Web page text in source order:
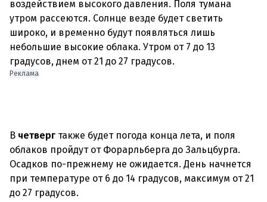
воздействием высокого давления. Поля тумана
утром рассеются. Солнце везде будет светить
широко, и временно будут появляться лишь
небольшие высокие облака. Утром от 7 до 13
Реклама
В четверг также будет погода конца лета, и поля
облаков пройдут от Форарльберга до Зальцбурга.
Осадков по-прежнему не ожидается. День начнется
при температуре от 6 до 14 градусов, максимум от 21
до 27 градусов.